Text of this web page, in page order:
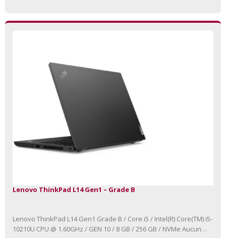
Lenovo ThinkPad L14 Gen1 – Grade B
Lenovo ThinkPad L14 Gen1 Grade B / Core i5 / Intel(R) Core(TM) i5-
10210U CPU @ 1.60GHz / GEN 10 / 8 GB / 256 GB / NVMe Aucun